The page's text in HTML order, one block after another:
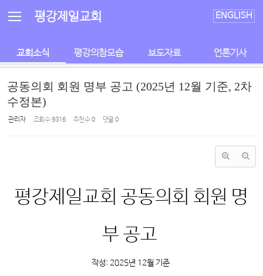
평강제일교회 ENGLISH
교회소식 평강의참모습 보도자료 언론기사
공동의회 회원 명부 공고 (2025년 12월 기준, 2차
수정본)
관리자 조회 수9316 추천 수0 댓글0
평강제일교회 공동의회 회원 명
부 공고
작성: 2025년 12월 기준